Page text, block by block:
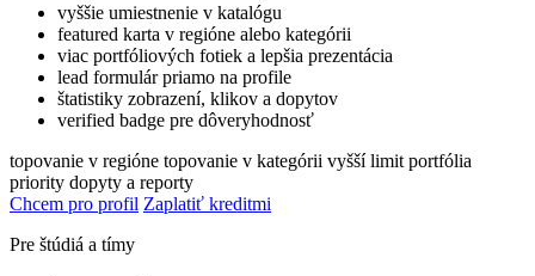
vyššie umiestnenie v katalógu
featured karta v regióne alebo kategórii
viac portfóliových fotiek a lepšia prezentácia
lead formulár priamo na profile
štatistiky zobrazení, klikov a dopytov
verified badge pre dôveryhodnosť
topovanie v regióne topovanie v kategórii vyšší limit portfólia
priority dopyty a reporty
Chcem pro profil Zaplatiť kreditmi
Pre štúdiá a tímy